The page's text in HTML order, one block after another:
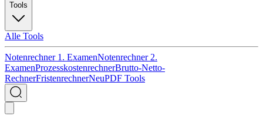
Tools
Alle Tools
Notenrechner 1. ExamenNotenrechner 2.
ExamenProzesskostenrechnerBrutto-Netto-
RechnerFristenrechnerNeuPDF Tools